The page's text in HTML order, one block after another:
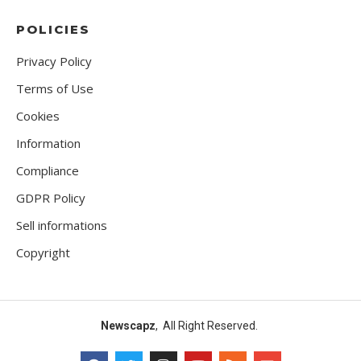
POLICIES
Privacy Policy
Terms of Use
Cookies
Information
Compliance
GDPR Policy
Sell informations
Copyright
Newscapz, All Right Reserved.